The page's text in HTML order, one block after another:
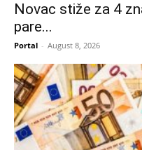
Novac stiže za 4
pare...
Portal - August 8, 2026